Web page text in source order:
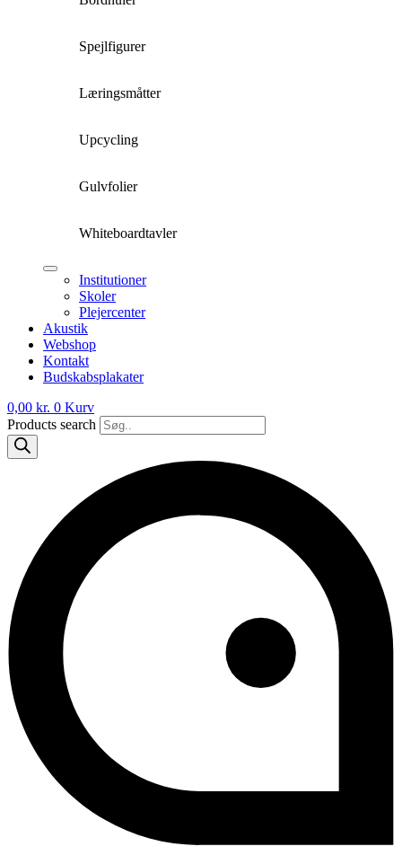
Spejlfigurer
Læringsmåtter
Upcycling
Gulvfolier
Whiteboardtavler
Institutioner
Skoler
Plejercenter
Akustik
Webshop
Kontakt
Budskabsplakater
0,00 kr. 0 Kurv
Products search